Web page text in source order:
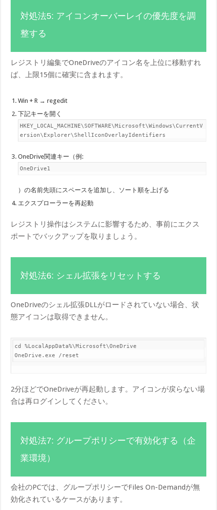
対処法5: アイコンオーバーレイの優先度を調
整する
レジストリ編集でOneDriveのアイコン名を上位に移動すれ
ば、上限15個に確実に含まれます。
Win + R → regedit
下記キーを開く
HKEY_LOCAL_MACHINE\SOFTWARE\Microsoft\Windows\CurrentV
ersion\Explorer\ShellIconOverlayIdentifiers
OneDrive関連キー（例:
OneDrive1
）の名前先頭にスペースを追加し、ソート順を上げる
エクスプローラーを再起動
レジストリ操作はシステムに影響するため、事前にエクス
ポートでバックアップを取りましょう。
対処法6: シェル拡張をリセットする
OneDriveのシェル拡張DLLがロードされていない場合、状
態アイコンは取得できません。
cd %LocalAppData%\Microsoft\OneDrive
2分ほどでOneDriveが再起動します。アイコンが戻らない場
合は再ログインしてください。
対処法7: グループポリシーで有効化する（企
業環境）
会社のPCでは、グループポリシーでFiles On-Demandが無
効化されているケースがあります。